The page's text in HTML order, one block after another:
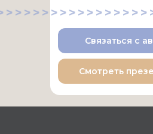
Смотреть
Связаться с